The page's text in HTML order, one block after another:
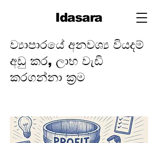
Idasara
ව්‍යාපාරයේ අනවශ්‍ය වියදම්
අඩු කර, ලාභ වැඩි
කරගන්නා ක්‍රම